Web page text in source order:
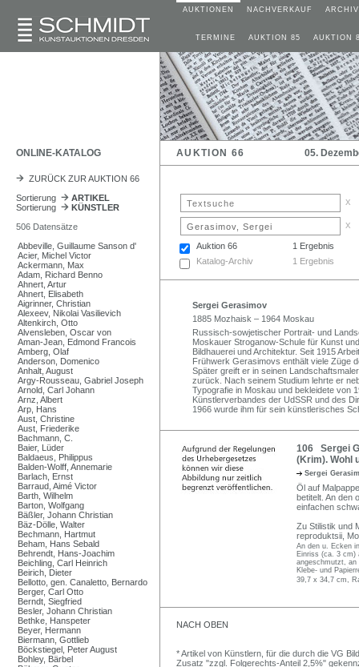
AUKTIONEN NACHVERKAUF ARCHIV
TERMINE AUKTION 85 AUKTION
ONLINE-KATALOG AUKTION 66 05.
ZURÜCK ZUR AUKTION 66
Sortierung
ARTIKEL
Sortierung
KÜNSTLER
506 Datensätze
Abbeville, Guillaume Sanson d'
Acier, Michel Victor
Ackermann, Max
Adam, Richard Benno
Ahnert, Artur
Ahnert, Elisabeth
Aigrinner, Christian
Alexeev, Nikolai Vasilievich
Altenkirch, Otto
Alvensleben, Oscar von
Aman-Jean, Edmond Francois
Amberg, Olaf
Anderson, Domenico
Anhalt, August
Argy-Rousseau, Gabriel Joseph
Arnold, Carl Johann
Arnz, Albert
Arp, Hans
Aust, Christine
Aust, Friederike
Bachmann, C.
Baier, Lüder
Baldaeus, Philippus
Balden-Wolff, Annemarie
Barlach, Ernst
Barraud, Aimé Victor
Barth, Wilhelm
Barton, Wolfgang
Bäßler, Johann Christian
Bäz-Dölle, Walter
Bechmann, Hartmut
Beham, Hans Sebald
Behrendt, Hans-Joachim
Beichling, Carl Heinrich
Beirich, Dieter
Bellotto, gen. Canaletto, Bernardo
Berger, Carl Otto
Berndt, Siegfried
Besler, Johann Christian
Bethke, Hanspeter
Beyer, Hermann
Biermann, Gottlieb
Böckstiegel, Peter August
Bohley, Bärbel
x
x
Auktion 66
1 Ergebnis
Katalog-Archiv
1 Ergebnis
Sergei Gerasimov
1885 Mozhaisk – 1964 Moskau
Russisch-sowjetischer Portrait- und
Moskauer Stroganow-Schule für Kunst
Bildhauerei und Architektur. Seit 1915
Frühwerk Gerasimovs enthält viele Züge
Später greift er in seinen
zurück. Nach seinem Studium lehrte er
Typografie in Moskau und bekleidete von
Künstlerverbandes der UdSSR und des
1966 wurde ihm für sein künstlerisches
106 Sergei
(Krim). Wohl
Sergei
Öl auf
betitelt. An den
einfachen
Zu Stilistik und
reproduktsii,
An den u. Ecken
Einriss (ca. 3 cm)
angeschmutzt, an
Klebe- und
39,7 x 34,7 cm,
NACH OBEN
* Artikel von Künstlern, für die durch die VG
Zusatz "zzgl. Folgerechts-Anteil 2,5%"